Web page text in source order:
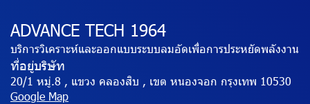
ADVANCE TECH 1964
บริการวิเคราะห์และออกแบบระบบลมอัดเพื่อการประหยัดพลังงาน
ที่อยู่บริษัท
20/1 หมู่.8 , แขวง คลองสิบ , เขต หนองจอก กรุงเทพ 10530
Google Map